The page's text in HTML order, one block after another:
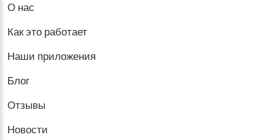
О нас
Как это работает
Наши приложения
Блог
Отзывы
Новости